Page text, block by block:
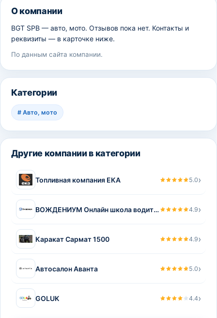
О компании
BGT SPB — авто, мото. Отзывов пока нет. Контакты и
реквизиты — в карточке ниже.
По данным сайта компании.
Категории
# Авто, мото
Другие компании в категории
Топливная компания ЕКА 5.0›
ВОЖДЕНИУМ Онлайн школа водительского мастерства Василия Руденко 4.9›
Каракат Сармат 1500 4.9›
Автосалон Аванта 5.0›
GOLUK 4.4›